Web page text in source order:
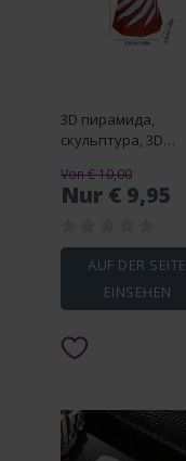
3D пирамида,
скульптура, 3D
пирамида, статуя,
декоративные
вращающаяся
египетская башня,
игрушка-фиджет
Von € 10,00
Nur € 9,95
AUF DER SEITE
EINSEHEN